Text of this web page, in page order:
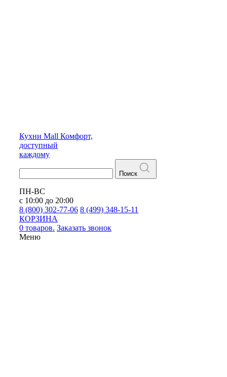
Кухни Mall Комфорт,
доступный
каждому
Поиск
ПН-ВС
с 10:00 до 20:00
8 (800) 302-77-06 8 (499) 348-15-11
КОРЗИНА
0 товаров. Заказать звонок
Меню